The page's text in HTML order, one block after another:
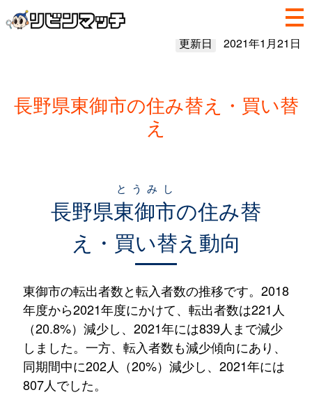
更新日 2021年1月21日
長野県東御市の住み替え・買い替
え
長野県東御市
とうみし
の住み替
え・買い替え動向
東御市の転出者数と転入者数の推移です。2018
年度から2021年度にかけて、転出者数は221人
（20.8%）減少し、2021年には839人まで減少
しました。一方、転入者数も減少傾向にあり、
同期間中に202人（20%）減少し、2021年には
807人でした。